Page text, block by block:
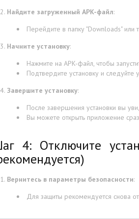
Найдите загруженный APK-файл:
Перейдите в папку "Downloads" или
Начните установку:
Нажмите на APK-файл, чтобы
Подтвердите установку и следуйте
Завершите установку:
После завершения установки вы
Вы можете открыть приложение
4: Отключите
Вернитесь в параметры безопасности:
Для защиты рекомендуется снова